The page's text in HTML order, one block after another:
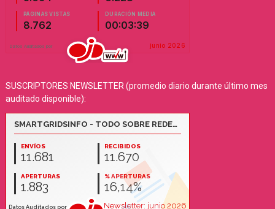
SUSCRIPTORES NEWSLETTER (promedio diario durante último mes
auditado disponible):